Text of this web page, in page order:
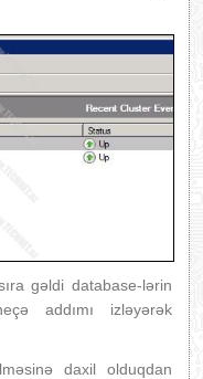
gəldi database-lərin
addımı izləyərək
daxil olduqdan